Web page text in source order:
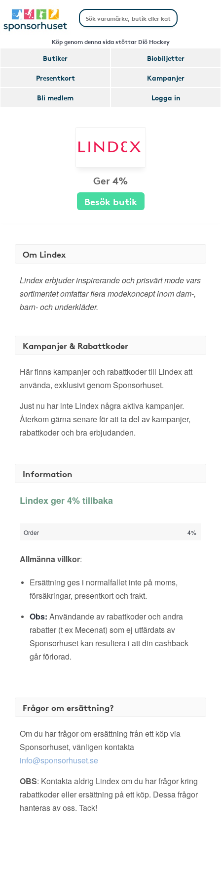
Köp genom denna sida stöttar Diö Hockey
Butiker
Biobiljetter
Presentkort
Kampanjer
Bli medlem
Logga in
Ger 4%
Besök butik
Om Lindex
Lindex erbjuder inspirerande och prisvärt mode vars
sortimentet omfattar flera modekoncept inom dam-,
barn- och underkläder.
Kampanjer & Rabattkoder
Här finns kampanjer och rabattkoder till Lindex att
använda, exklusivt genom Sponsorhuset.
Just nu har inte Lindex några aktiva kampanjer.
Återkom gärna senare för att ta del av kampanjer,
rabattkoder och bra erbjudanden.
Information
Lindex ger 4% tillbaka
Order 4%
Allmänna villkor:
Ersättning ges i normalfallet inte på moms,
försäkringar, presentkort och frakt.
Obs: Användande av rabattkoder och andra
rabatter (t ex Mecenat) som ej utfärdats av
Sponsorhuset kan resultera i att din cashback
går förlorad.
Frågor om ersättning?
Om du har frågor om ersättning från ett köp via
Sponsorhuset, vänligen kontakta
info@sponsorhuset.se
OBS: Kontakta aldrig Lindex om du har frågor kring
rabattkoder eller ersättning på ett köp. Dessa frågor
hanteras av oss. Tack!